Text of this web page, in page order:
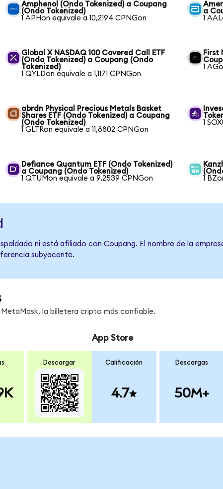
Amphenol (Ondo Tokenized) a Coupang
(Ondo Tokenized)
1 APHon equivale a 10,2194 CPNGon
a
1
Global X NASDAQ 100 Covered Call ETF
(Ondo Tokenized) a Coupang (Ondo
Tokenized)
1 QYLDon equivale a 1,1171 CPNGon
First
1
abrdn Physical Precious Metals Basket
Shares ETF (Ondo Tokenized) a Coupang
(Ondo Tokenized)
1 GLTRon equivale a 11,8802 CPNGon
1
Defiance Quantum ETF (Ondo Tokenized)
a Coupang (Ondo Tokenized)
1 QTUMon equivale a 9,2539 CPNGon
1
ni está afiliado con Coupang. El nombre de la
subyacente.
la billetera cripto más confiable.
Descargar
App Store
Calificación
4.7
Descargas
50M+